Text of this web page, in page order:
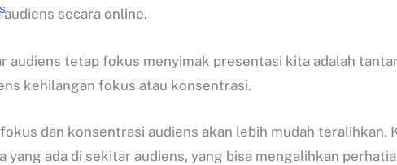
secara online.
audiens tetap fokus menyimak presentasi kita adalah
kehilangan fokus atau konsentrasi.
dan konsentrasi audiens akan lebih mudah
yang ada di sekitar audiens, yang bisa mengalihkan